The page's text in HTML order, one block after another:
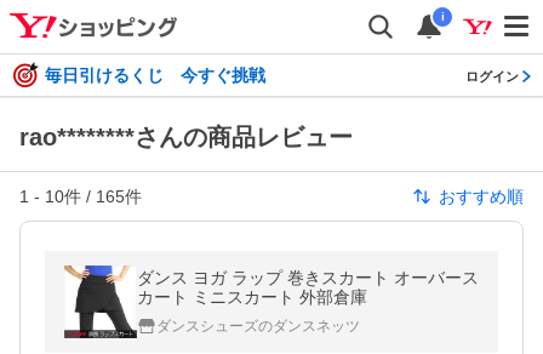
i
毎日引けるくじ 今すぐ挑戦 ログイン
rao********さんの商品レビュー
1 - 10件 / 165件 おすすめ順
ダンス ヨガ ラップ 巻きスカート オーバース
カート ミニスカート 外部倉庫
ダンスシューズのダンスネッツ